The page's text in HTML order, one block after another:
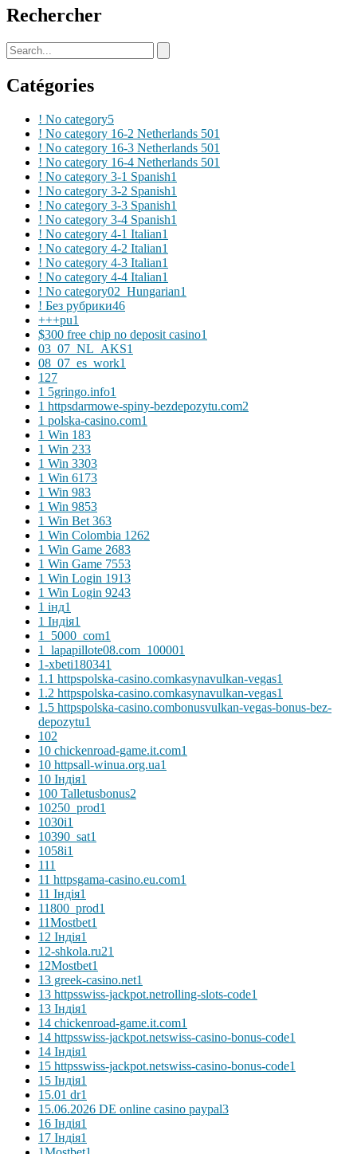
Rechercher
Catégories
! No category5
! No category 16-2 Netherlands 501
! No category 16-3 Netherlands 501
! No category 16-4 Netherlands 501
! No category 3-1 Spanish1
! No category 3-2 Spanish1
! No category 3-3 Spanish1
! No category 3-4 Spanish1
! No category 4-1 Italian1
! No category 4-2 Italian1
! No category 4-3 Italian1
! No category 4-4 Italian1
! No category02_Hungarian1
! Без рубрики46
+++pu1
$300 free chip no deposit casino1
03_07_NL_AKS1
08_07_es_work1
1 27
1 5gringo.info1
1 httpsdarmowe-spiny-bezdepozytu.com2
1 polska-casino.com1
1 Win 183
1 Win 233
1 Win 3303
1 Win 6173
1 Win 983
1 Win 9853
1 Win Bet 363
1 Win Colombia 1262
1 Win Game 2683
1 Win Game 7553
1 Win Login 1913
1 Win Login 9243
1 інд1
1 Індія1
1_5000_com1
1_lapapillote08.com_100001
1-xbeti180341
1.1 httpspolska-casino.comkasynavulkan-vegas1
1.2 httpspolska-casino.comkasynavulkan-vegas1
1.5 httpspolska-casino.combonusvulkan-vegas-bonus-bez-
depozytu1
102
10 chickenroad-game.it.com1
10 httpsall-winua.org.ua1
10 Індія1
100 Talletusbonus2
10250_prod1
1030i1
10390_sat1
1058i1
111
11 httpsgama-casino.eu.com1
11 Індія1
11800_prod1
11Mostbet1
12 Індія1
12-shkola.ru21
12Mostbet1
13 greek-casino.net1
13 httpsswiss-jackpot.netrolling-slots-code1
13 Індія1
14 chickenroad-game.it.com1
14 httpsswiss-jackpot.netswiss-casino-bonus-code1
14 Індія1
15 httpsswiss-jackpot.netswiss-casino-bonus-code1
15 Індія1
15.01 dr1
15.06.2026 DE online casino paypal3
16 Індія1
17 Індія1